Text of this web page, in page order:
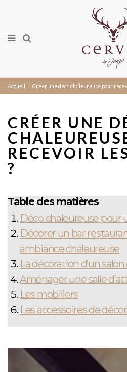
Accueil Créer une déco chaleureuse pour
CRÉER UNE
RECEVOIR
?
Table des matières
Déco chaleureuse pour
Décorer un bar
ambiance chaleureuse
La décoration d’un
Aménager une salle
Les mobiliers
Les accessoires de